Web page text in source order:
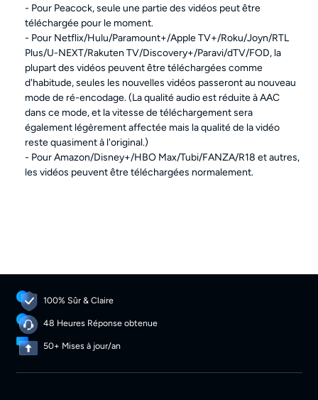
- Pour Peacock, seule une partie des vidéos peut être
téléchargée pour le moment.
- Pour Netflix/Hulu/Paramount+/Apple TV+/Roku/Joyn/RTL
Plus/U-NEXT/Rakuten TV/Discovery+/Paravi/dTV/FOD, la
plupart des vidéos peuvent être téléchargées comme
d'habitude, seules les nouvelles vidéos passeront au nouveau
mode de ré-encodage. (La qualité audio est réduite à AAC
dans ce mode, et la vitesse de téléchargement sera
également légèrement affectée mais la qualité de la vidéo
reste quasiment à l'original.)
- Pour Amazon/Disney+/HBO Max/Tubi/FANZA/R18 et autres,
les vidéos peuvent être téléchargées normalement.
100% Sûr & Claire
48 Heures Réponse obtenue
50+ Mises à jour/an